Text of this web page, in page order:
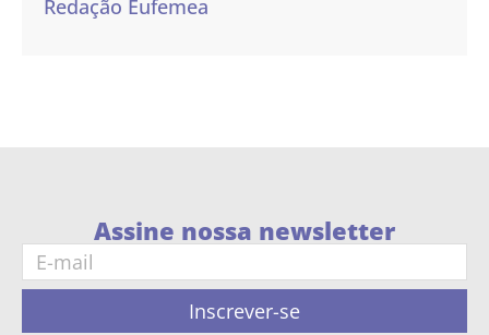
Redação Eufemea
Assine nossa newsletter
Inscrever-se